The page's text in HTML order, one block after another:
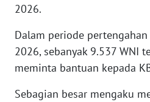
2026.
Dalam periode
2026, sebanyak 9.537 WNI
meminta bantuan kepada
Sebagian besar mengaku
REDAKSI
KARIR